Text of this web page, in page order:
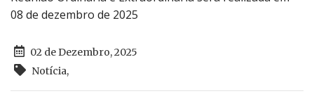
08 de dezembro de 2025
02 de Dezembro, 2025
Notícia,